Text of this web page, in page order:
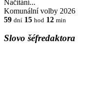
Načítání...
Komunální volby 2026
59 dní 15 hod 12 min
Slovo šéfredaktora